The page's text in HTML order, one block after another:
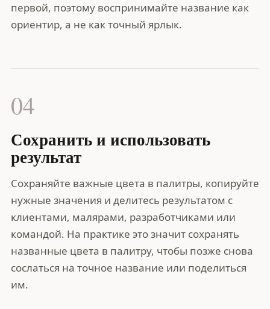
первой, поэтому воспринимайте название как
ориентир, а не как точный ярлык.
04
Сохранить и использовать
результат
Сохраняйте важные цвета в палитры, копируйте
нужные значения и делитесь результатом с
клиентами, малярами, разработчиками или
командой. На практике это значит сохранять
названные цвета в палитру, чтобы позже снова
сослаться на точное название или поделиться
им.